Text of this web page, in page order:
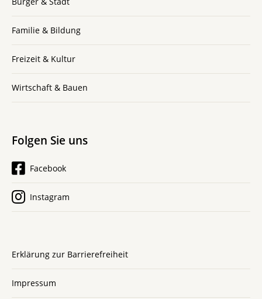
Familie & Bildung
Freizeit & Kultur
Wirtschaft & Bauen
Folgen Sie uns
Facebook
Instagram
Erklärung zur Barrierefreiheit
Impressum